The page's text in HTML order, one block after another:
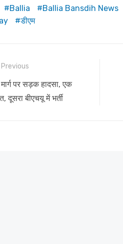
Ballia Ballia Bansdih News
डीएम
Previous
पर सड़क हादसा, एक
दूसरा बीएचयू में भर्ती